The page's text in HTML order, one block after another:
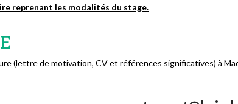
reprenant les modalités du stage.
(lettre de motivation, CV et références significatives) à